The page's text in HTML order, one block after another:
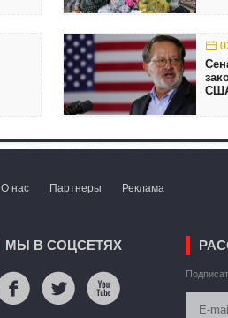
О нас Партнеры Реклама
МЫ В СОЦСЕТЯХ